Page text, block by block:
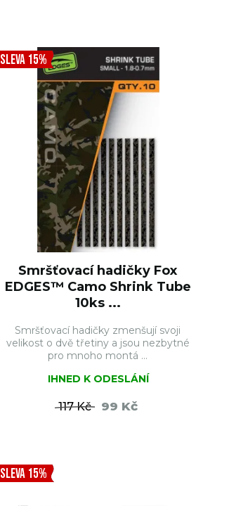
SLEVA 15%
Smršťovací hadičky Fox
EDGES™ Camo Shrink Tube
10ks ...
Smršťovací hadičky zmenšují svoji
velikost o dvě třetiny a jsou nezbytné
pro mnoho montá ...
IHNED K ODESLÁNÍ
117 Kč 99 Kč
SLEVA 15%